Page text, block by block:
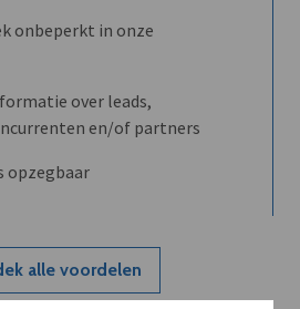
onbeperkt in onze
over leads,
en/of partners
opzegbaar
alle voordelen